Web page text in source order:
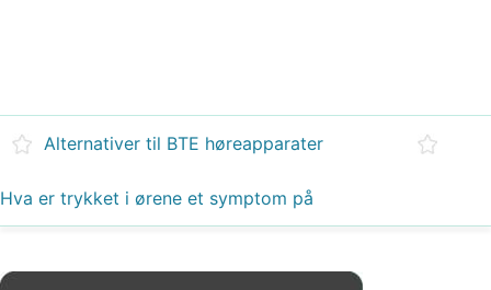
Alternativer til BTE høreapparater
Hva er trykket i ørene et symptom på